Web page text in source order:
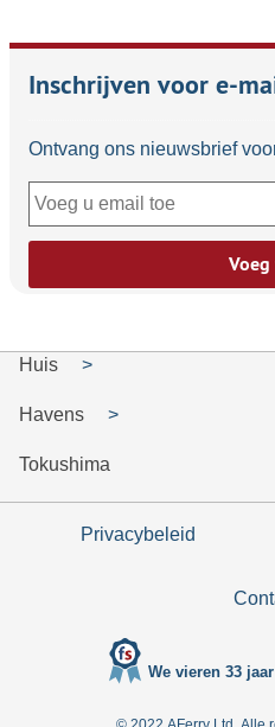
Inschrijven voor e-
Ontvang ons nieuwsbrief
Huis
Havens
Tokushima
Privacybeleid
We vieren 33